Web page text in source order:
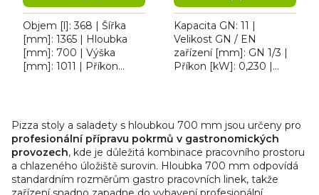
Objem [l]: 368 | Šířka
[mm]: 1365 | Hloubka
[mm]: 700 | Výška
[mm]: 1011 | Příkon
celonerezovém...
Kapacita GN: 11 |
Velikost GN / EN
zařízení [mm]: GN 1/3 |
Příkon [kW]: 0,230 |
chladicí...
v
l
á
d
a
Pizza stoly a saladety s hloubkou 700 mm jsou určeny pro
profesionální přípravu pokrmů v gastronomických
provozech, kde je důležitá kombinace pracovního prostoru
a chlazeného úložiště surovin. Hloubka 700 mm odpovídá
standardním rozměrům gastro pracovních linek, takže